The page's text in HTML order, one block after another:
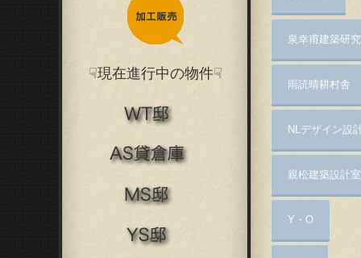
泉幸甫建築研
雨読晴耕村舎
NLデザイン設
親松建築設計室
Y・O
☟現在進行中の物件☟